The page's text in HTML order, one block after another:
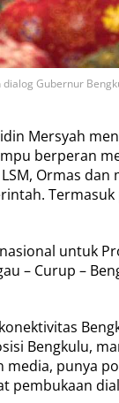
Gubernur
Mersyah
berperan
Ormas dan
untuk
– Curup –
Bengkulu,
media, punya